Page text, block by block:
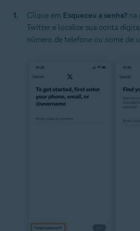
Clique em Esqueceu a senha? na
Twitter e localize sua conta
número de telefone ou nome de